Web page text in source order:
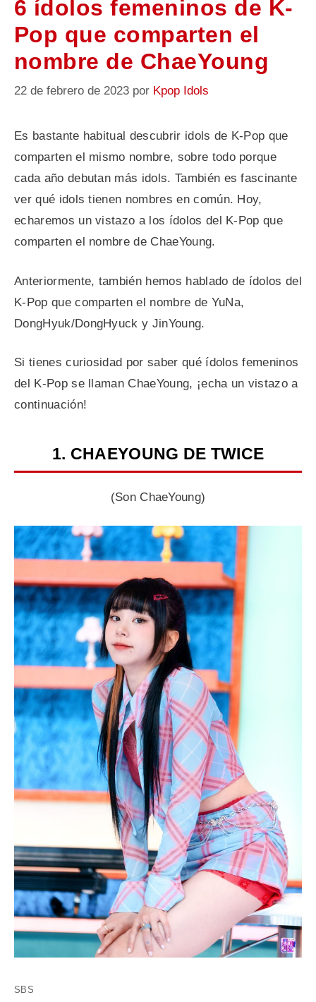
6 ídolos femeninos de K-
Pop que comparten el
nombre de ChaeYoung
22 de febrero de 2023 por Kpop Idols
Es bastante habitual descubrir idols de K-Pop que
comparten el mismo nombre, sobre todo porque
cada año debutan más idols. También es fascinante
ver qué idols tienen nombres en común. Hoy,
echaremos un vistazo a los ídolos del K-Pop que
comparten el nombre de ChaeYoung.
Anteriormente, también hemos hablado de ídolos del
K-Pop que comparten el nombre de YuNa,
DongHyuk/DongHyuck y JinYoung.
Si tienes curiosidad por saber qué ídolos femeninos
del K-Pop se llaman ChaeYoung, ¡echa un vistazo a
continuación!
1. CHAEYOUNG DE TWICE
(Son ChaeYoung)
SBS